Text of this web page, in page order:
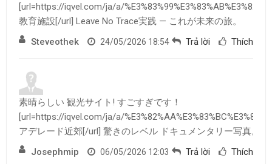
[url=https://iqvel.com/ja/a/
教育施設[/url] Leave No Trace実践 — これが未来の旅。
Steveothek
24/05/2026 18:54 Trả lời Thích
素晴らしい 観光サイト! すごすぎです！
[url=https://iqvel.com/ja/a/
アデレード近郊[/url] 驚きのレベル ドキュメンタリー写真。
Josephmip
06/05/2026 12:03 Trả lời Thích